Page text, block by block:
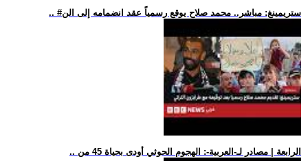
.. #ستريمينغ: مباشر.. محمد صلاح يوقع رسمياً عقد انضمامه إلى الن
.. الرابعة | مصادر لـ-العربية-: الهجوم الحوثي أودى بحياة 45 من